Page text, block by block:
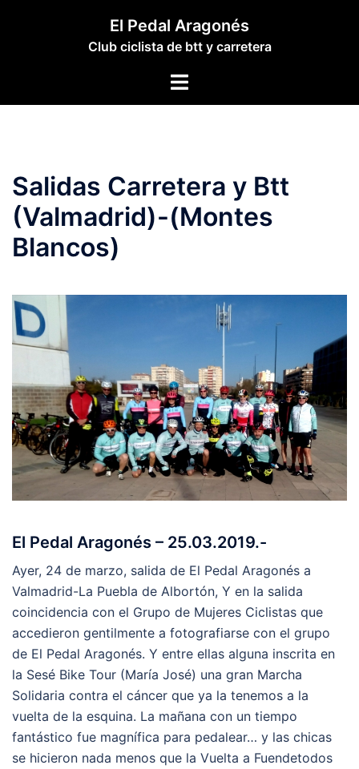
El Pedal Aragonés
Club ciclista de btt y carretera
Alternar
Salidas Carretera y Btt
(Valmadrid)-(Montes
Blancos)
El Pedal Aragonés – 25.03.2019.-
Ayer, 24 de marzo, salida de El Pedal Aragonés a
Valmadrid-La Puebla de Albortón, Y en la salida
coincidencia con el Grupo de Mujeres Ciclistas que
accedieron gentilmente a fotografiarse con el grupo
de El Pedal Aragonés. Y entre ellas alguna inscrita en
la Sesé Bike Tour (María José) una gran Marcha
Solidaria contra el cáncer que ya la tenemos a la
vuelta de la esquina. La mañana con un tiempo
fantástico fue magnífica para pedalear… y las chicas
se hicieron nada menos que la Vuelta a Fuendetodos